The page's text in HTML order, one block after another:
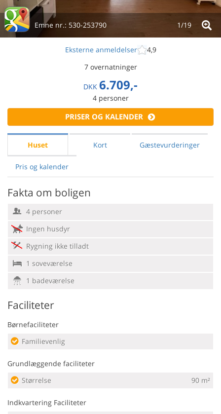
Emne nr.: 530-253790 1/19
Eksterne anmeldelser
4,9
7 overnatninger
DKK 6.709,-
4 personer
PRISER OG KALENDER
Huset Kort Gæstevurderinger
Pris og kalender
Fakta om boligen
4 personer
Ingen husdyr
Rygning ikke tilladt
1 soveværelse
1 badeværelse
Faciliteter
Børnefaciliteter
Familievenlig
Grundlæggende faciliteter
Størrelse
90 m²
Indkvartering Faciliteter